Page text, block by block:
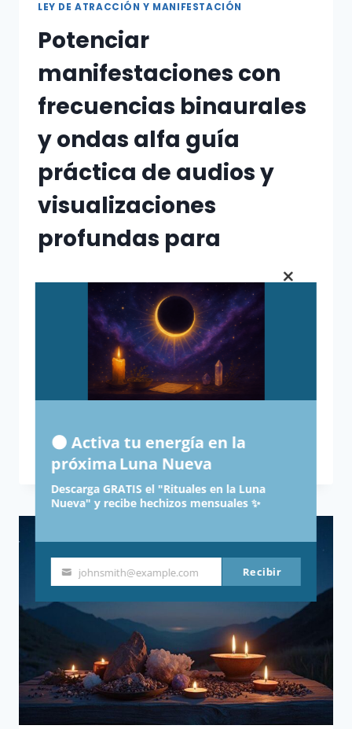
Y
RESULTADOS
LEY DE ATRACCIÓN Y MANIFESTACIÓN
Potenciar
manifestaciones con
frecuencias binaurales
y ondas alfa guía
práctica de audios y
visualizaciones
profundas para
manifestar más rápido
Esmeralda Molias 2 de enero de 2026
Potenciar manifestaciones con
frecuencias binaurales y ondas alfa:
guía práctica de audios y
visualizaciones profundas, descubre
LEER MÁS
POTENCIAR
MANIFESTACIONES
CON
FRECUENCIAS
Y
ONDAS
ALFA
GUÍA
PRÁCTICA
DE
AUDIOS
Y
VISUALIZACIONES
PROFUNDAS
PARA
MANIFESTAR
×
🌑 Activa tu energía en la
próxima Luna Nueva
Descarga GRATIS el "Rituales en la Luna
Nueva" y recibe hechizos mensuales ✨
Your
email
johnsmith@example.com Recibir